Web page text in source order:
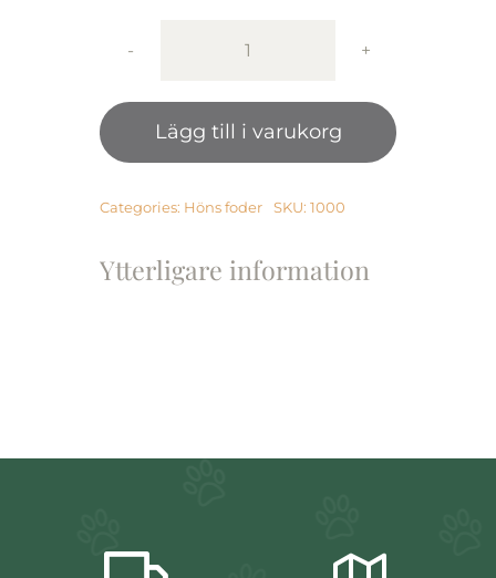
Snäckskal
mängd
Lägg till i varukorg
Categories: Höns foder SKU: 1000
Ytterligare information